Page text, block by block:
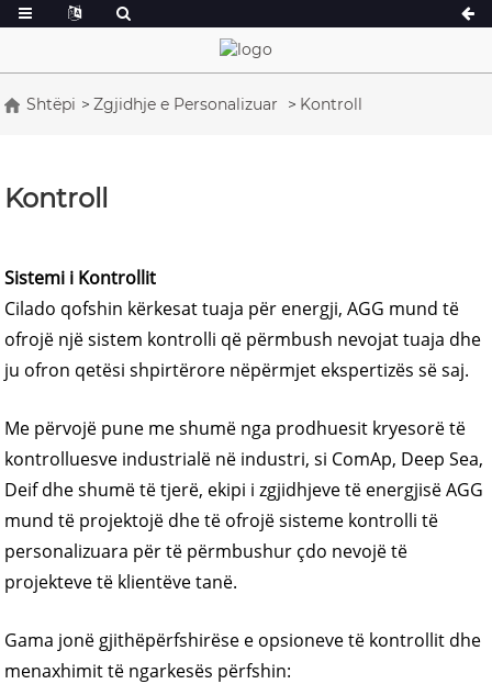
Shtëpi Zgjidhje e Personalizuar Kontroll
Kontroll
Sistemi i Kontrollit
Cilado qofshin kërkesat tuaja për energji, AGG mund të
ofrojë një sistem kontrolli që përmbush nevojat tuaja dhe
ju ofron qetësi shpirtërore nëpërmjet ekspertizës së saj.
Me përvojë pune me shumë nga prodhuesit kryesorë të
kontrolluesve industrialë në industri, si ComAp, Deep Sea,
Deif dhe shumë të tjerë, ekipi i zgjidhjeve të energjisë AGG
mund të projektojë dhe të ofrojë sisteme kontrolli të
personalizuara për të përmbushur çdo nevojë të
projekteve të klientëve tanë.
Gama jonë gjithëpërfshirëse e opsioneve të kontrollit dhe
menaxhimit të ngarkesës përfshin:
Seria CU 33-300 kVA
Seria V 94-285 kVA
Seria V 350-
Seria D 165-935